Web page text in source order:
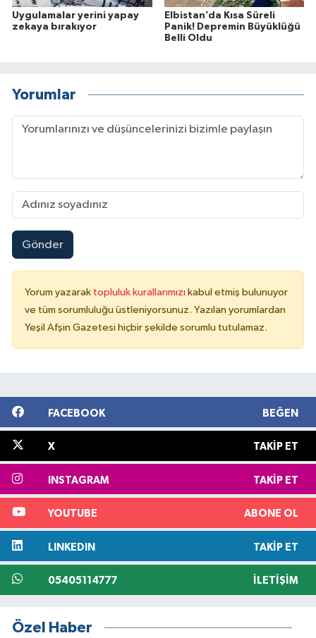
Uygulamalar yerini yapay
zekaya bırakıyor
Elbistan’da Kısa Süreli
Panik! Depremin Büyüklüğü
Belli Oldu
Yorumlar
Gönder
Yorum yazarak topluluk kurallarımızı kabul etmiş bulunuyor
ve tüm sorumluluğu üstleniyorsunuz. Yazılan yorumlardan
Yeşil Afşin Gazetesi hiçbir şekilde sorumlu tutulamaz.
FACEBOOK BEĞEN
X TAKIP ET
INSTAGRAM TAKIP ET
YOUTUBE ABONE OL
LINKEDIN TAKIP ET
05405114777 İLETIŞIM
Özel Haber